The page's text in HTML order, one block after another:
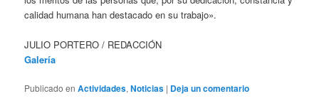
calidad humana han destacado en su trabajo».
JULIO PORTERO / REDACCIÓN
Galería
Publicado en Actividades,Noticias | Deja un comentario